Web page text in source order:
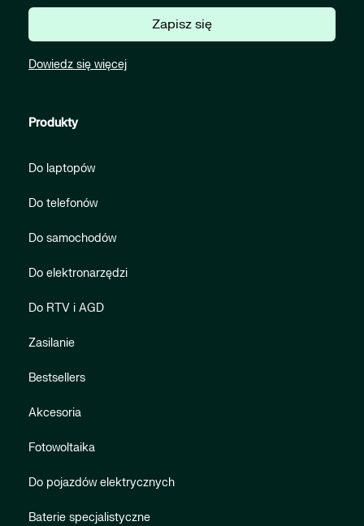
Zapisz się
Dowiedz się więcej
Produkty
Do laptopów
Do telefonów
Do samochodów
Do elektronarzędzi
Do RTV i AGD
Zasilanie
Bestsellers
Akcesoria
Fotowoltaika
Do pojazdów elektrycznych
Baterie specjalistyczne